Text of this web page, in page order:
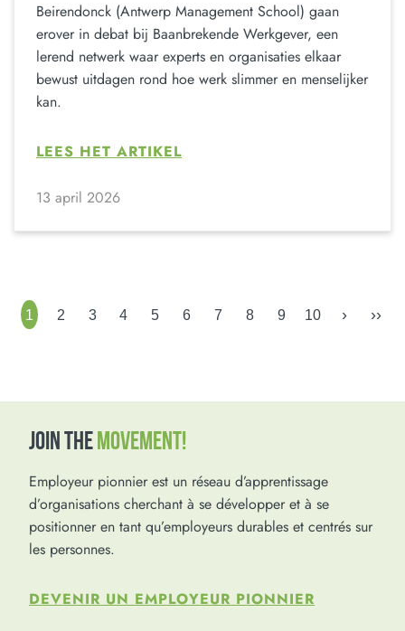
Beirendonck (Antwerp Management School) gaan
erover in debat bij Baanbrekende Werkgever, een
lerend netwerk waar experts en organisaties elkaar
bewust uitdagen rond hoe werk slimmer en menselijker
kan.
LEES HET ARTIKEL
13 april 2026
1 2 3 4 5 6 7 8 9 10 › ››
JOIN THEMOVEMENT!
Employeur pionnier est un réseau d’apprentissage
d’organisations cherchant à se développer et à se
positionner en tant qu’employeurs durables et centrés sur
les personnes.
DEVENIR UN EMPLOYEUR PIONNIER